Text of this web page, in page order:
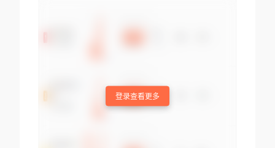
登录查看更多